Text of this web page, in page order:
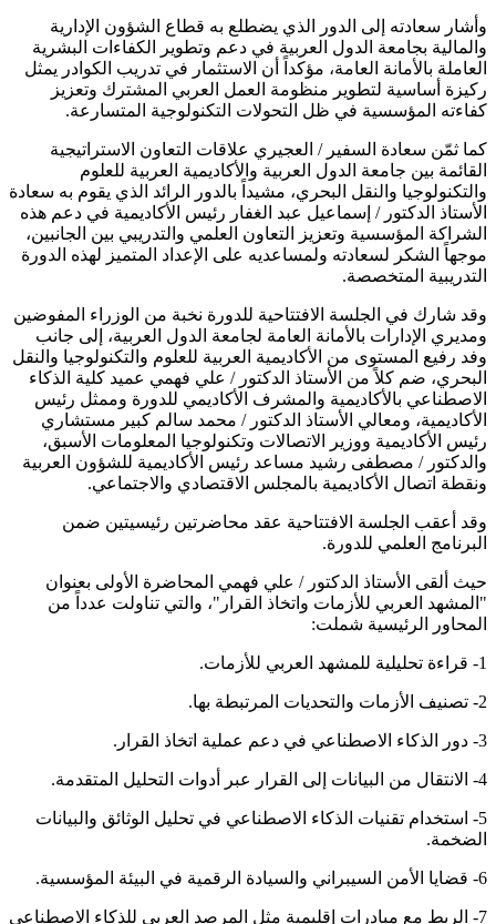
وأشار سعادته إلى الدور الذي يضطلع به قطاع الشؤون الإدارية
والمالية بجامعة الدول العربية في دعم وتطوير الكفاءات البشرية
العاملة بالأمانة العامة، مؤكداً أن الاستثمار في تدريب الكوادر يمثل
ركيزة أساسية لتطوير منظومة العمل العربي المشترك وتعزيز
كفاءته المؤسسية في ظل التحولات التكنولوجية المتسارعة.
كما ثمّن سعادة السفير / العجيري علاقات التعاون الاستراتيجية
القائمة بين جامعة الدول العربية والأكاديمية العربية للعلوم
والتكنولوجيا والنقل البحري، مشيداً بالدور الرائد الذي يقوم به سعادة
الأستاذ الدكتور / إسماعيل عبد الغفار رئيس الأكاديمية في دعم هذه
الشراكة المؤسسية وتعزيز التعاون العلمي والتدريبي بين الجانبين،
موجهاً الشكر لسعادته ولمساعديه على الإعداد المتميز لهذه الدورة
التدريبية المتخصصة.
وقد شارك في الجلسة الافتتاحية للدورة نخبة من الوزراء المفوضين
ومديري الإدارات بالأمانة العامة لجامعة الدول العربية، إلى جانب
وفد رفيع المستوى من الأكاديمية العربية للعلوم والتكنولوجيا والنقل
البحري، ضم كلاً من الأستاذ الدكتور / علي فهمي عميد كلية الذكاء
الاصطناعي بالأكاديمية والمشرف الأكاديمي للدورة وممثل رئيس
الأكاديمية، ومعالي الأستاذ الدكتور / محمد سالم كبير مستشاري
رئيس الأكاديمية ووزير الاتصالات وتكنولوجيا المعلومات الأسبق،
والدكتور / مصطفى رشيد مساعد رئيس الأكاديمية للشؤون العربية
ونقطة اتصال الأكاديمية بالمجلس الاقتصادي والاجتماعي.
وقد أعقب الجلسة الافتتاحية عقد محاضرتين رئيسيتين ضمن
البرنامج العلمي للدورة.
حيث ألقى الأستاذ الدكتور / علي فهمي المحاضرة الأولى بعنوان
"المشهد العربي للأزمات واتخاذ القرار"، والتي تناولت عدداً من
المحاور الرئيسية شملت:
1- قراءة تحليلية للمشهد العربي للأزمات.
2- تصنيف الأزمات والتحديات المرتبطة بها.
3- دور الذكاء الاصطناعي في دعم عملية اتخاذ القرار.
4- الانتقال من البيانات إلى القرار عبر أدوات التحليل المتقدمة.
5- استخدام تقنيات الذكاء الاصطناعي في تحليل الوثائق والبيانات
الضخمة.
6- قضايا الأمن السيبراني والسيادة الرقمية في البيئة المؤسسية.
7- الربط مع مبادرات إقليمية مثل المرصد العربي للذكاء الاصطناعي